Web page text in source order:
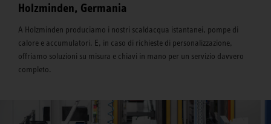
Holzminden, Germania
A Holzminden produciamo i nostri scaldacqua istantanei, pompe di
calore e accumulatori. E, in caso di richieste di personalizzazione,
offriamo soluzioni su misura e chiavi in mano per un servizio davvero
completo.